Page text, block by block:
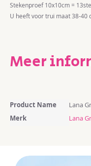
Stekenproef 10x10cm =
U heeft voor trui maat 38-40
Meer
Meer
informatie
Product Name
Lana
Merk
Lana